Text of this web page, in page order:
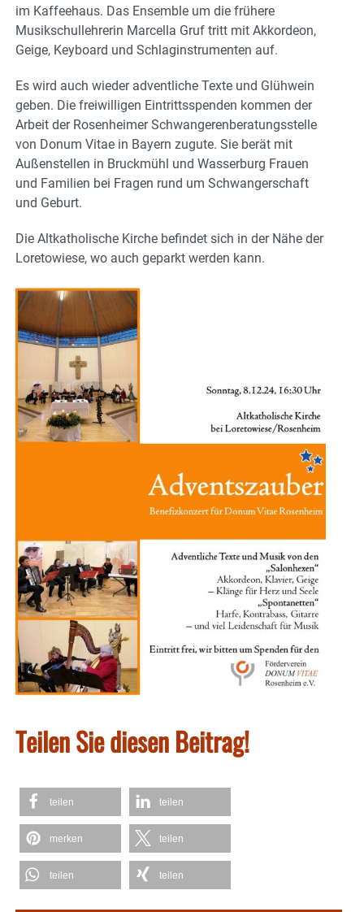
im Kaffeehaus. Das Ensemble um die frühere
Musikschullehrerin Marcella Gruf tritt mit Akkordeon,
Geige, Keyboard und Schlaginstrumenten auf.
Es wird auch wieder adventliche Texte und Glühwein
geben. Die freiwilligen Eintrittsspenden kommen der
Arbeit der Rosenheimer Schwangerenberatungsstelle
von Donum Vitae in Bayern zugute. Sie berät mit
Außenstellen in Bruckmühl und Wasserburg Frauen
und Familien bei Fragen rund um Schwangerschaft
und Geburt.
Die Altkatholische Kirche befindet sich in der Nähe der
Loretowiese, wo auch geparkt werden kann.
Teilen Sie diesen Beitrag!
teilen teilen
merken teilen
teilen teilen